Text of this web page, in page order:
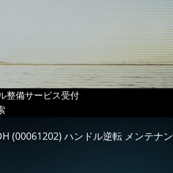
整備サービス受付
(00061202) ハンドル逆転 メンテナン